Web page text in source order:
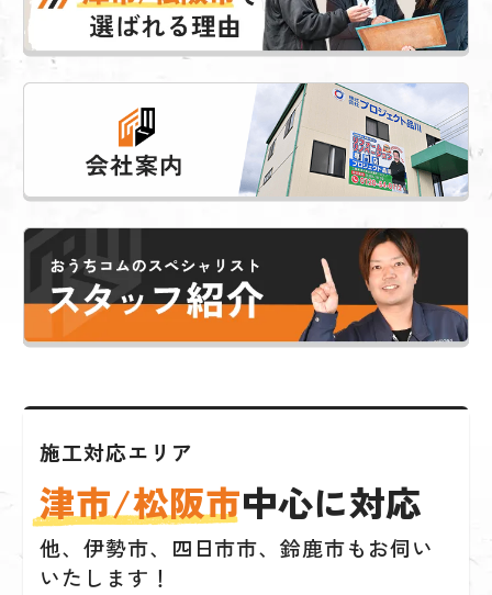
施工対応エリア
津市/松阪市中心に対応
他、伊勢市、四日市市、鈴鹿市もお伺い
いたします！